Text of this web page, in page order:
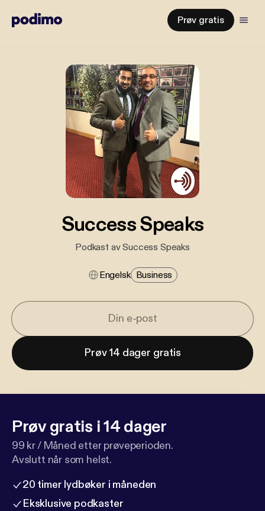
Prøv gratis
Success Speaks
Podkast av Success Speaks
Engelsk Business
Prøv 14 dager gratis
Prøv gratis i 14 dager
99 kr / Måned etter prøveperioden.
Avslutt når som helst.
20 timer lydbøker i måneden
Eksklusive podkaster